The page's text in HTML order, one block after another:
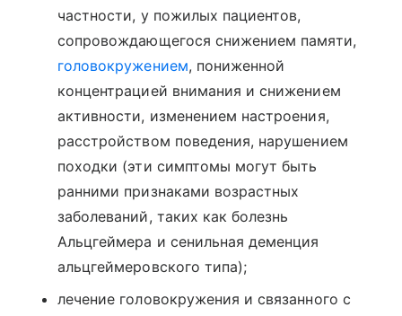
частности, у пожилых пациентов,
сопровождающегося снижением памяти,
головокружением, пониженной
концентрацией внимания и снижением
активности, изменением настроения,
расстройством поведения, нарушением
походки (эти симптомы могут быть
ранними признаками возрастных
заболеваний, таких как болезнь
Альцгеймера и сенильная деменция
альцгеймеровского типа);
лечение головокружения и связанного с